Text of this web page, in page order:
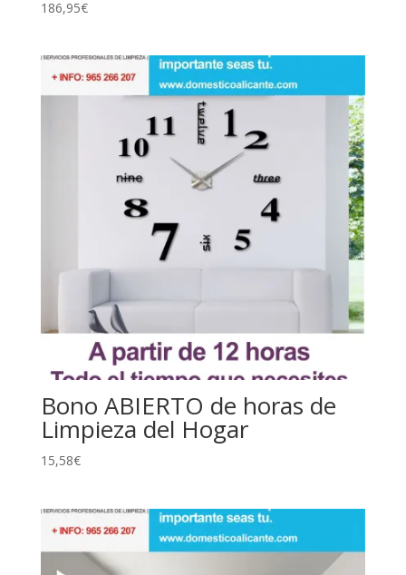
186,95€
Bono ABIERTO de horas de
Limpieza del Hogar
15,58€